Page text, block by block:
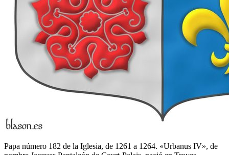
Papa número 182 de la Iglesia, de 1261 a 1264. «Urbanus IV», de